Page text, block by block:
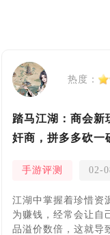
热度：
踏马江湖：商会新
奸商，拼多多砍一
手游评测 02-
江湖中掌握着珍惜资
为赚钱，经常会让自
品溢价数倍，这就导